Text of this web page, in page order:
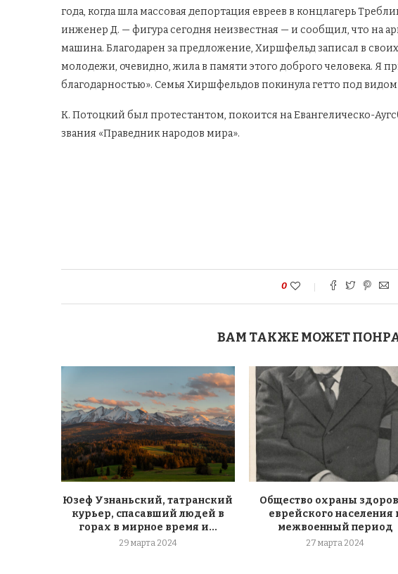
года, когда шла массовая депортация евреев в концлагерь
инженер Д. — фигура сегодня неизвестная — и сообщил, что на
машина. Благодарен за предложение, Хиршфельд записал в
молодежи, очевидно, жила в памяти этого доброго человека. Я
благодарностью». Семья Хиршфельдов покинула гетто под видом
К. Потоцкий был протестантом, покоится на Евангелическо-
звания «Праведник народов мира».
0
ВАМ ТАКЖЕ МОЖЕТ
Юзеф Узнаньский, татранский
курьер, спасавший людей в
горах в мирное время и...
29 марта 2024
Общество охраны
еврейского населения
межвоенный период
27 марта 2024